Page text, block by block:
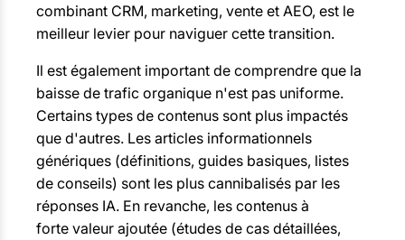
combinant CRM, marketing, vente et AEO, est le
meilleur levier pour naviguer cette transition.
Il est également important de comprendre que la
baisse de trafic organique n'est pas uniforme.
Certains types de contenus sont plus impactés
que d'autres. Les articles informationnels
génériques (définitions, guides basiques, listes
de conseils) sont les plus cannibalisés par les
réponses IA. En revanche, les contenus à
forte valeur ajoutée (études de cas détaillées,